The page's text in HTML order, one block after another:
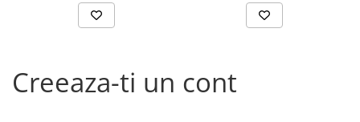
Amortizor capota
Suspensie
Amortizor
Creeaza-ti un cont